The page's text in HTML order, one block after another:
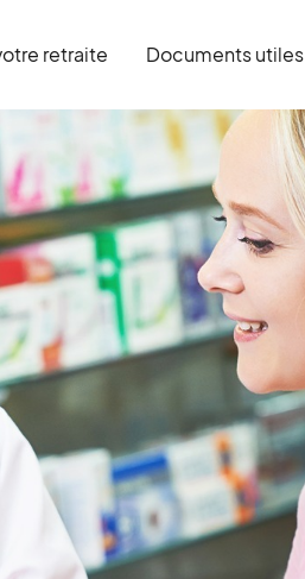
retraite Documents utiles